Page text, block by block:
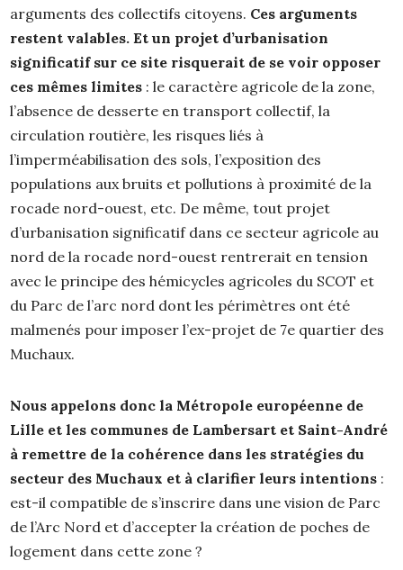
arguments des collectifs citoyens. Ces arguments
restent valables. Et un projet d’urbanisation
significatif sur ce site risquerait de se voir opposer
ces mêmes limites : le caractère agricole de la zone,
l’absence de desserte en transport collectif, la
circulation routière, les risques liés à
l’imperméabilisation des sols, l’exposition des
populations aux bruits et pollutions à proximité de la
rocade nord-ouest, etc. De même, tout projet
d’urbanisation significatif dans ce secteur agricole au
nord de la rocade nord-ouest rentrerait en tension
avec le principe des hémicycles agricoles du SCOT et
du Parc de l’arc nord dont les périmètres ont été
malmenés pour imposer l’ex-projet de 7e quartier des
Muchaux.
Nous appelons donc la Métropole européenne de
Lille et les communes de Lambersart et Saint-André
à remettre de la cohérence dans les stratégies du
secteur des Muchaux et à clarifier leurs intentions :
est-il compatible de s’inscrire dans une vision de Parc
de l’Arc Nord et d’accepter la création de poches de
logement dans cette zone ?